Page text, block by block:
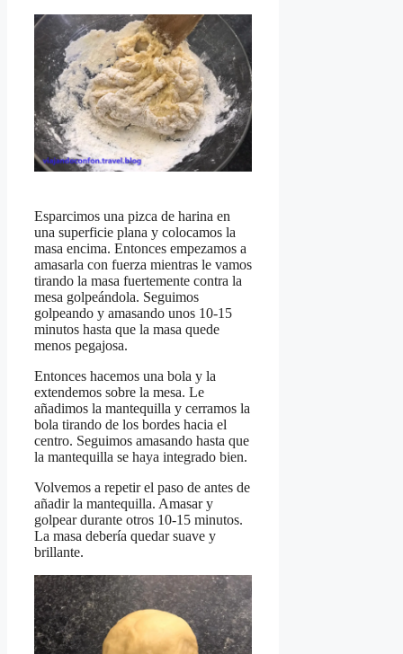
Esparcimos una pizca de harina en
una superficie plana y colocamos la
masa encima. Entonces empezamos a
amasarla con fuerza mientras le vamos
tirando la masa fuertemente contra la
mesa golpeándola. Seguimos
golpeando y amasando unos 10-15
minutos hasta que la masa quede
menos pegajosa.
Entonces hacemos una bola y la
extendemos sobre la mesa. Le
añadimos la mantequilla y cerramos la
bola tirando de los bordes hacia el
centro. Seguimos amasando hasta que
la mantequilla se haya integrado bien.
Volvemos a repetir el paso de antes de
añadir la mantequilla. Amasar y
golpear durante otros 10-15 minutos.
La masa debería quedar suave y
brillante.